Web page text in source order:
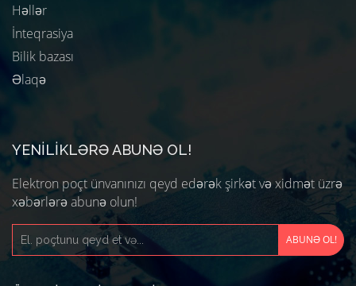
Həllər
İnteqrasiya
Bilik bazası
Əlaqə
YENILIKLƏRƏ ABUNƏ OL!
Elektron poçt ünvanınızı qeyd edərək şirkət və xidmət üzrə
xəbərlərə abunə olun!